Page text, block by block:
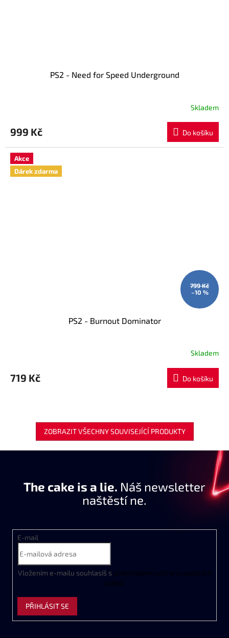
PS2 - Need for Speed Underground
Skladem
999 Kč Do košíku
Akce
Dárek zdarma
799 Kč
–10 %
PS2 - Burnout Dominator
Skladem
719 Kč Do košíku
ZOBRAZIT VŠECHNY SOUVISEJÍCÍ PRODUKTY
The cake is a lie. Náš newsletter
naštěstí ne.
E-mail
Vložením e-mailu souhlasíš s podmínkami ochrany osobních
údajů
PŘIHLÁSIT SE